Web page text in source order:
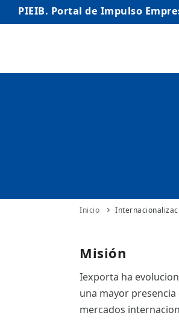
PIEIB. Portal de Impulso
INICIO
INTERNACIONALIZACIÓN
Inicio
Misión
Iexporta ha
una mayor presencia
mercados